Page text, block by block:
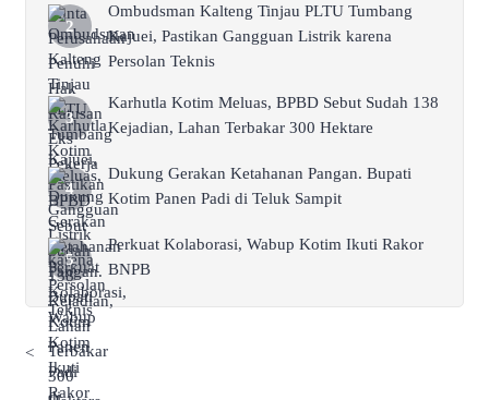
Ombudsman Kalteng Tinjau PLTU Tumbang
Kajuei, Pastikan Gangguan Listrik karena
Persolan Teknis
Karhutla Kotim Meluas, BPBD Sebut Sudah 138
Kejadian, Lahan Terbakar 300 Hektare
Dukung Gerakan Ketahanan Pangan. Bupati
Kotim Panen Padi di Teluk Sampit
Perkuat Kolaborasi, Wabup Kotim Ikuti Rakor
BNPB
<